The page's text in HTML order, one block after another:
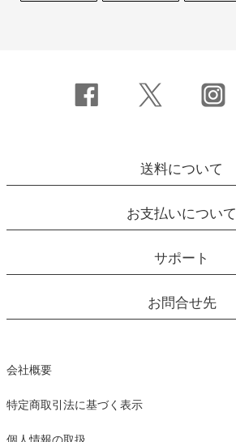
送料について
お支払いについて
サポート
お問合せ先
会社概要
特定商取引法に基づく表示